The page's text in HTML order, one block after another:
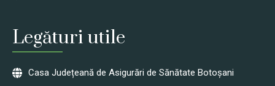
Legături utile
Casa Județeană de Asigurări de Sănătate Botoșani